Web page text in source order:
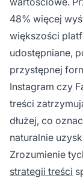
48% więcej
większości
udostępniane,
przystępnej
Instagram czy
treści
dłużej, co
naturalnie
Zrozumienie
strategii treści